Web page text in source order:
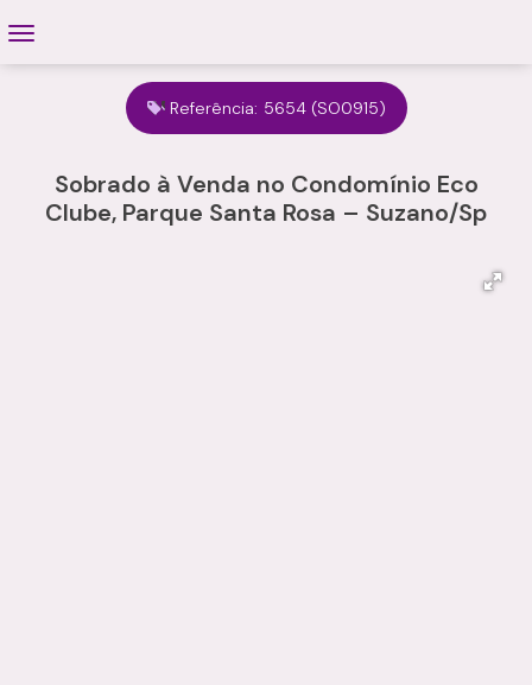
Referência: 5654 (SO0915)
Sobrado à Venda no Condomínio Eco
Clube, Parque Santa Rosa – Suzano/Sp